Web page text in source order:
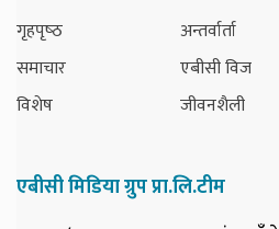
गृहपृष्‍ठ
समाचार
विशेष
अन्तर्वार्ता
एबीसी विज
जीवनशैली
एबीसी मिडिया ग्रुप प्रा.लि.टीम